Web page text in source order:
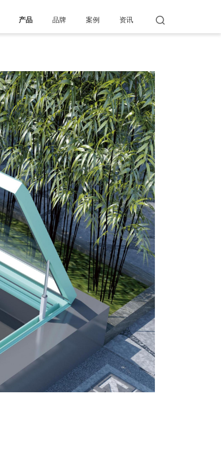
产品 品牌 案例 资讯